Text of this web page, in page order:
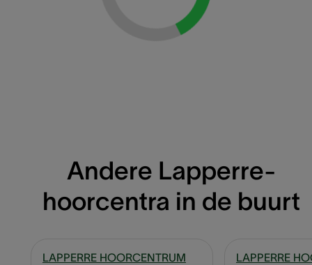
Andere Lapperre-
hoorcentra in de buurt
LAPPERRE HOORCENTRUM
LAPPERRE